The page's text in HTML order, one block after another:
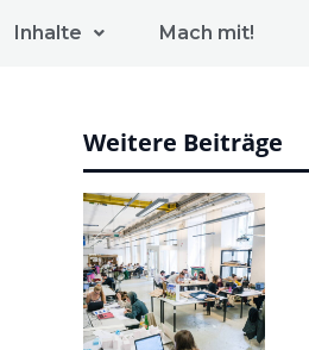
Inhalte Mach mit!
Weitere Beiträge